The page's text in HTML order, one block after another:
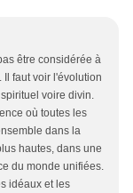
être considérée à
faut voir l'évolution
voire divin.
où toutes les
dans la
hautes, dans une
du monde unifiées.
idéaux et les